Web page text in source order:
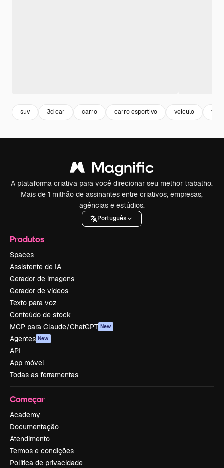
suv 3d car carro carro esportivo veiculo
A plataforma criativa para você direcionar seu melhor trabalho.
Mais de 1 milhão de assinantes entre criativos, empresas,
agências e estúdios.
Português
Produtos
Spaces
Assistente de IA
Gerador de imagens
Gerador de vídeos
Texto para voz
Conteúdo de stock
MCP para Claude/ChatGPT New
Agentes New
API
App móvel
Todas as ferramentas
Começar
Academy
Documentação
Atendimento
Termos e condições
Política de privacidade